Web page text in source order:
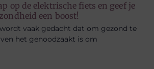
op de elektrische fiets en geef je
een boost!
vaak gedacht dat om gezond te
het genoodzaakt is om